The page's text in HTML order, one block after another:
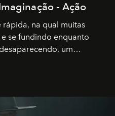
- Ação
na qual muitas
se fundindo enquanto
um
caminho para muitos
senso de missão na vida e